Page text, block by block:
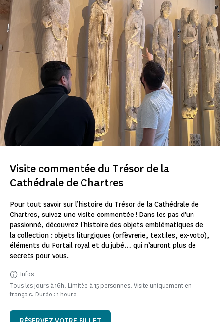
Visite commentée du Trésor de la
Cathédrale de Chartres
Pour tout savoir sur l’histoire du Trésor de la Cathédrale de
Chartres, suivez une visite commentée ! Dans les pas d’un
passionné, découvrez l'histoire des objets emblématiques de
la collection : objets liturgiques (orfèvrerie, textiles, ex-voto),
éléments du Portail royal et du jubé… qui n’auront plus de
secrets pour vous.
Infos
Tous les jours à 16h. Limitée à 15 personnes. Visite uniquement en
français. Durée : 1 heure